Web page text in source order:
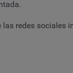
redes sociales